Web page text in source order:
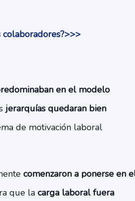
en el modelo
jerarquías quedaran bien
de motivación laboral
comenzaron a ponerse en
que lacarga laboral fuera